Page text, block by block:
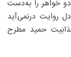
خواهر را به‌دست
روایت درنمی‌آید
حمید مطرح